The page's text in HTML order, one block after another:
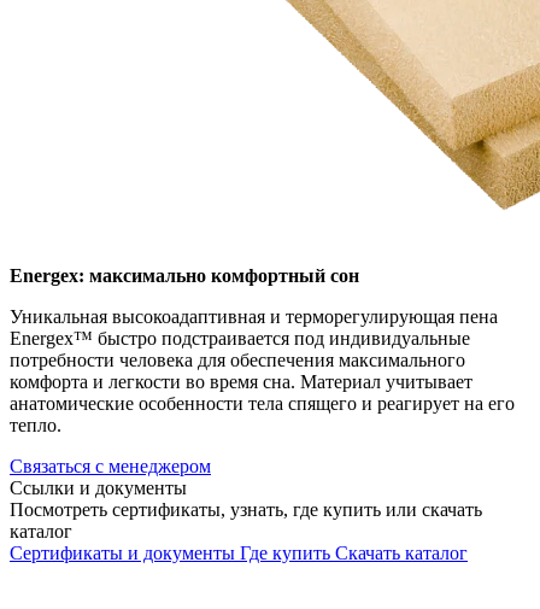
Energex: максимально комфортный сон
Уникальная высокоадаптивная и терморегулирующая пена
Energex™ быстро подстраивается под индивидуальные
потребности человека для обеспечения максимального
комфорта и легкости во время сна. Материал учитывает
анатомические особенности тела спящего и реагирует на его
тепло.
Связаться с менеджером
Ссылки и документы
Посмотреть сертификаты, узнать, где купить или скачать
каталог
Сертификаты и документы Где купить Скачать каталог